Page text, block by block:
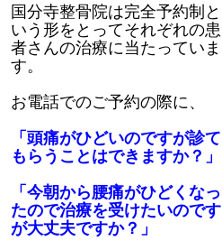
国分寺整骨院は完全予約制と
いう形をとってそれぞれの患
者さんの治療に当たっていま
す。
お電話でのご予約の際に、
「頭痛がひどいのですが診て
もらうことはできますか？」
「今朝から腰痛がひどくなっ
たので治療を受けたいのです
が大丈夫ですか？」